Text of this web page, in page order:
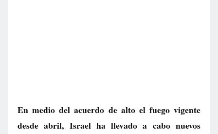
En medio del acuerdo de alto el fuego vigente
desde abril, Israel ha llevado a cabo nuevos